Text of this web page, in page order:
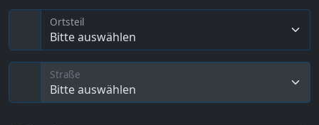
Bitte auswählen
Ortsteil
Bitte auswählen
Straße